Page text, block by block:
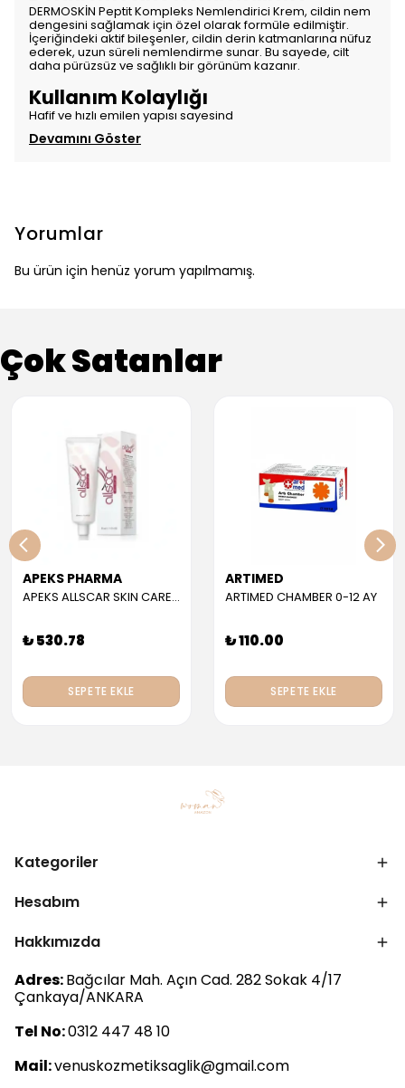
DERMOSKİN Peptit Kompleks Nemlendirici Krem, cildin nem
dengesini sağlamak için özel olarak formüle edilmiştir.
İçeriğindeki aktif bileşenler, cildin derin katmanlarına nüfuz
ederek, uzun süreli nemlendirme sunar. Bu sayede, cilt
daha pürüzsüz ve sağlıklı bir görünüm kazanır.
Kullanım Kolaylığı
Hafif ve hızlı emilen yapısı sayesind
Devamını Göster
Yorumlar
Bu ürün için henüz yorum yapılmamış.
Çok Satanlar
APEKS PHARMA
APEKS ALLSCAR SKIN CARE GEL 30 ML
₺ 530.78
SEPETE EKLE
ARTIMED
ARTIMED CHAMBER 0-12 AY
₺ 110.00
SEPETE EKLE
Kategoriler
Hesabım
Hakkımızda
Adres:Bağcılar Mah. Açın Cad. 282 Sokak 4/17
Çankaya/ANKARA
Tel No:0312 447 48 10
Mail:venuskozmetiksaglik@gmail.com